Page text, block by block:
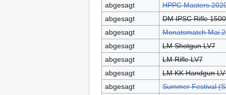
abgesagt
HPPC Masters
abgesagt
DM IPSC Rifle
abgesagt
Monatsmatch Mai
abgesagt
LM Shotgun LV7
abgesagt
LM Rifle LV7
abgesagt
LM KK Handgun
abgesagt
Summer Festival